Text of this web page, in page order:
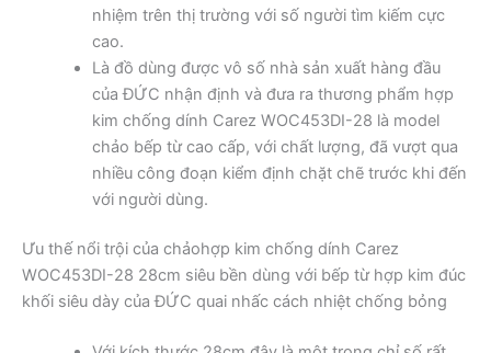
nhiệm trên thị trường với số người tìm kiếm cực
cao.
Là đồ dùng được vô số nhà sản xuất hàng đầu
của ĐỨC nhận định và đưa ra thương phẩm hợp
kim chống dính Carez WOC453DI-28 là model
chảo bếp từ cao cấp, với chất lượng, đã vượt qua
nhiều công đoạn kiểm định chặt chẽ trước khi đến
với người dùng.
Ưu thế nổi trội của chảohợp kim chống dính Carez
WOC453DI-28 28cm siêu bền dùng với bếp từ hợp kim đúc
khối siêu dày của ĐỨC quai nhấc cách nhiệt chống bỏng